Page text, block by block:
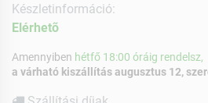
Készletinformáció:
Elérhetõ
Amennyiben hétfő 18:00 óráig rendelsz,
a várható kiszállítás augusztus 12,